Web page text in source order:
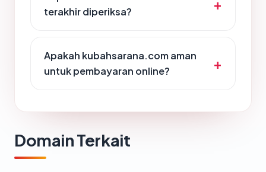
terakhir diperiksa?
Apakah kubahsarana.com aman
untuk pembayaran online?
Domain Terkait